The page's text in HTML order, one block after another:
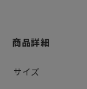
商品詳細
サイズ